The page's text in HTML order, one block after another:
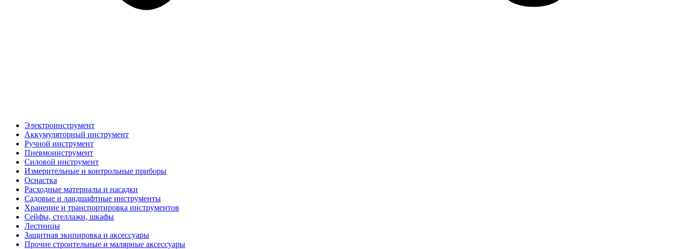
Электроинструмент
Аккумуляторный инструмент
Ручной инструмент
Пневмоинструмент
Силовой инструмент
Измерительные и контрольные приборы
Оснастка
Расходные материалы и насадки
Садовые и ландшафтные инструменты
Хранение и транспортировка инструментов
Сейфы, стеллажи, шкафы
Лестницы
Защитная экипировка и аксессуары
Прочие строительные и малярные аксессуары